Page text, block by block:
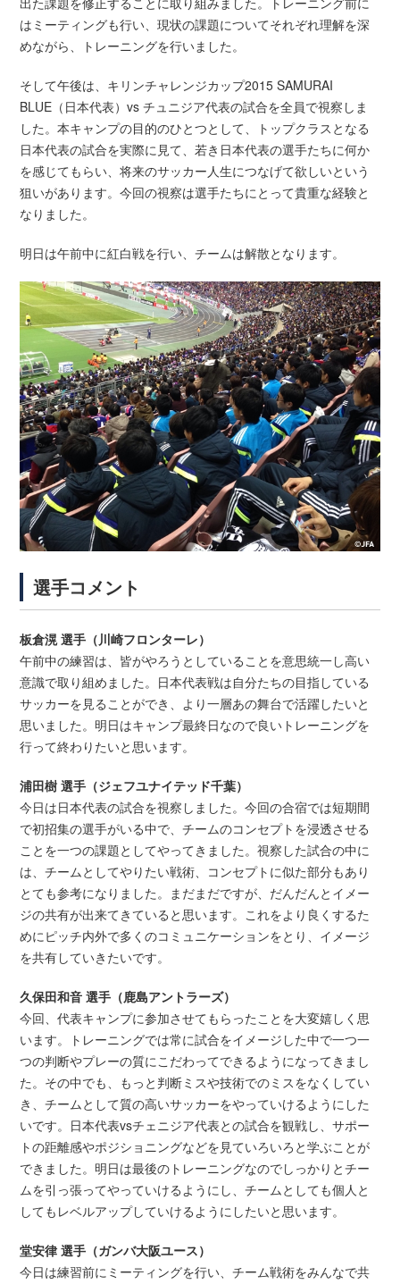
はミーティングも行い、現状の課題についてそれぞれ理解を深
めながら、トレーニングを行いました。
そして午後は、キリンチャレンジカップ2015 SAMURAI
BLUE（日本代表）vs チュニジア代表の試合を全員で視察しま
した。本キャンプの目的のひとつとして、トップクラスとなる
日本代表の試合を実際に見て、若き日本代表の選手たちに何か
を感じてもらい、将来のサッカー人生につなげて欲しいという
狙いがあります。今回の視察は選手たちにとって貴重な経験と
なりました。
明日は午前中に紅白戦を行い、チームは解散となります。
選手コメント
板倉滉 選手（川崎フロンターレ）
午前中の練習は、皆がやろうとしていることを意思統一し高い
意識で取り組めました。日本代表戦は自分たちの目指している
サッカーを見ることができ、より一層あの舞台で活躍したいと
思いました。明日はキャンプ最終日なので良いトレーニングを
行って終わりたいと思います。
浦田樹 選手（ジェフユナイテッド千葉）
今日は日本代表の試合を視察しました。今回の合宿では短期間
で初招集の選手がいる中で、チームのコンセプトを浸透させる
ことを一つの課題としてやってきました。視察した試合の中に
は、チームとしてやりたい戦術、コンセプトに似た部分もあり
とても参考になりました。まだまだですが、だんだんとイメー
ジの共有が出来てきていると思います。これをより良くするた
めにピッチ内外で多くのコミュニケーションをとり、イメージ
を共有していきたいです。
久保田和音 選手（鹿島アントラーズ）
今回、代表キャンプに参加させてもらったことを大変嬉しく思
います。トレーニングでは常に試合をイメージした中で一つ一
つの判断やプレーの質にこだわってできるようになってきまし
た。その中でも、もっと判断ミスや技術でのミスをなくしてい
き、チームとして質の高いサッカーをやっていけるようにした
いです。日本代表vsチェニジア代表との試合を観戦し、サポー
トの距離感やポジショニングなどを見ていろいろと学ぶことが
できました。明日は最後のトレーニングなのでしっかりとチー
ムを引っ張ってやっていけるようにし、チームとしても個人と
してもレベルアップしていけるようにしたいと思います。
堂安律 選手（ガンバ大阪ユース）
今日は練習前にミーティングを行い、チーム戦術をみんなで共